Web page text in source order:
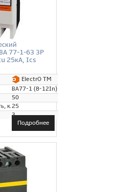
77-1-63 3P
25кА, Ics
ElectrO TM
ВА77-1 (8-12In)
50
кА:25
3
Подробнее